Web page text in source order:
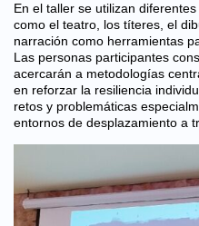
En el taller se utilizan
como el teatro, los títeres, el
narración como herramientas
Las personas participantes
acercarán a metodologías
en reforzar la resiliencia
retos y problemáticas
entornos de desplazamiento a